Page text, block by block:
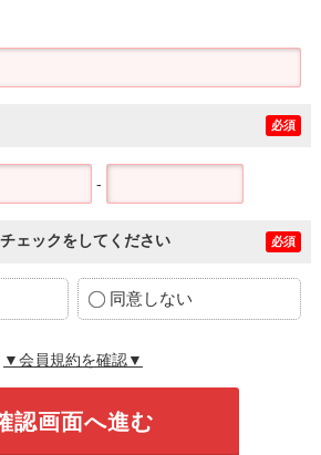
必須
-
ェックをしてください 必須
同意しない
▼会員規約を確認▼